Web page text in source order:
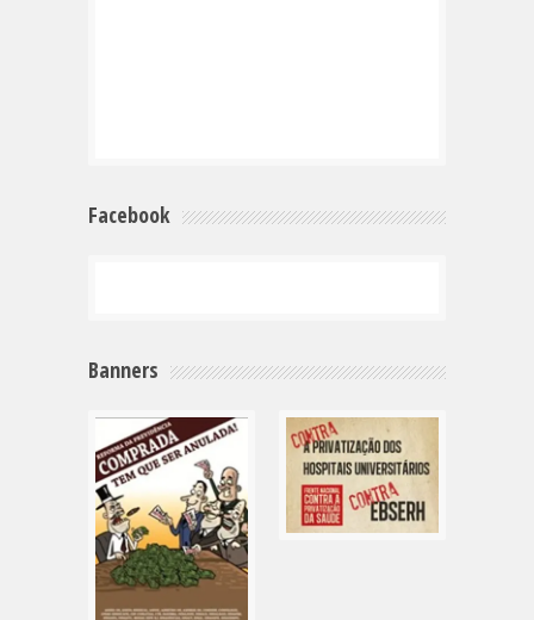
Facebook
Banners